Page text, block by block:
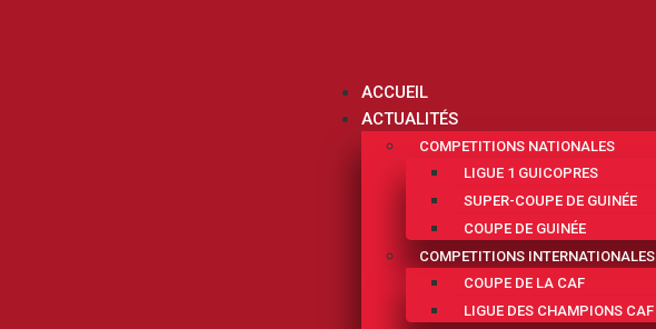
ACCUEIL
ACTUALITÉS
COMPETITIONS NATIONALES
LIGUE 1 GUICOPRES
SUPER-COUPE DE GUINÉE
COUPE DE GUINÉE
COMPETITIONS INTERNATIONALES
COUPE DE LA CAF
LIGUE DES CHAMPIONS CAF